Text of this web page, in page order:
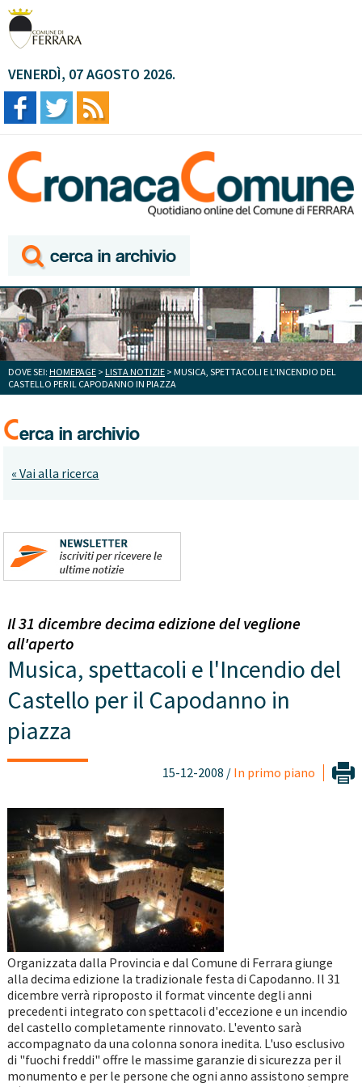
VENERDÌ, 07 AGOSTO 2026.
DOVE SEI: HOMEPAGE > LISTA NOTIZIE > MUSICA, SPETTACOLI E L'INCENDIO DEL
CASTELLO PER IL CAPODANNO IN PIAZZA
« Vai alla ricerca
Il 31 dicembre decima edizione del veglione
all'aperto
Musica, spettacoli e l'Incendio del
Castello per il Capodanno in
piazza
15-12-2008 / In primo piano
Organizzata dalla Provincia e dal Comune di Ferrara giunge
alla decima edizione la tradizionale festa di Capodanno. Il 31
dicembre verrà riproposto il format vincente degli anni
precedenti integrato con spettacoli d'eccezione e un incendio
del castello completamente rinnovato. L'evento sarà
accompagnato da una colonna sonora inedita. L'uso esclusivo
di "fuochi freddi" offre le massime garanzie di sicurezza per il
monumento e per le persone che ogni anno assistono sempre